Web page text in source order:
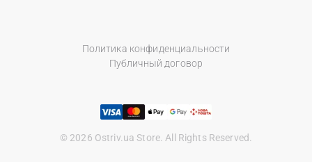
Политика конфиденциальности
Публичный договор
© 2026 Ostriv.ua Store. All Rights Reserved.